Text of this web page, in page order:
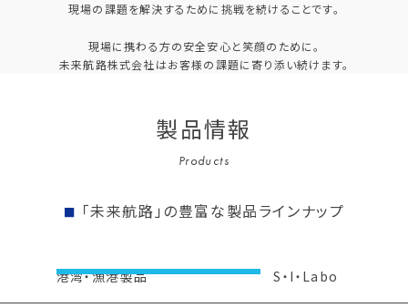
現場の課題を解決するために挑戦を続けることです。
現場に携わる方の安全安心と笑顔のために。
未来航路株式会社はお客様の課題に寄り添い続けます。
製品情報
Products
■ 「未来航路」の豊富な製品ラインナップ
港湾・漁港製品 S・I・Labo